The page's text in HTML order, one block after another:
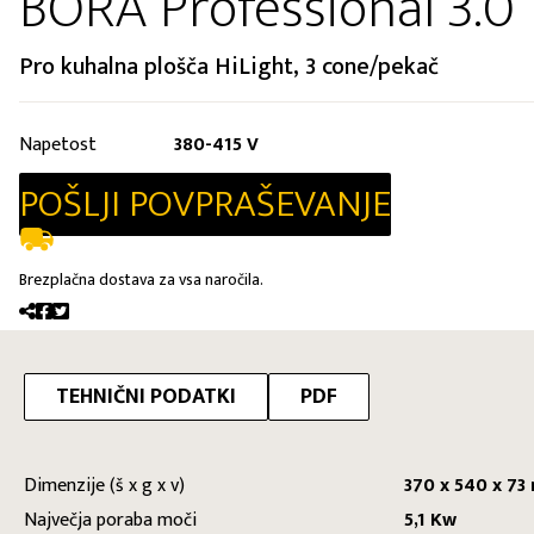
Pro kuhalna plošča HiLight, 3 cone/pekač
Napetost 380-415 V
POŠLJI POVPRAŠEVANJE
Brezplačna dostava za vsa naročila.
TEHNIČNI PODATKI PDF
Dimenzije (š x g x v)
370 x 540 x 73
Največja poraba moči
5,1 Kw